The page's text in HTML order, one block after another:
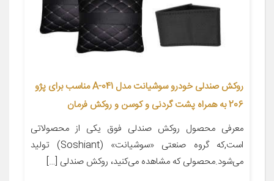
روکش صندلی خودرو سوشیانت مدل A-041 مناسب برای پژو
206 به همراه پشت گردنی و کوسن و روکش فرمان
معرفی محصول روکش صندلی فوق یکی از محصولاتی
است,که گروه صنعتی «سوشیانت» (Soshiant) تولید
می‌شود.محصولی که مشاهده می‌کنید، روکش صندلی […]